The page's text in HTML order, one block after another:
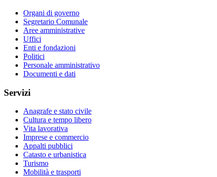
Organi di governo
Segretario Comunale
Aree amministrative
Uffici
Enti e fondazioni
Politici
Personale amministrativo
Documenti e dati
Servizi
Anagrafe e stato civile
Cultura e tempo libero
Vita lavorativa
Imprese e commercio
Appalti pubblici
Catasto e urbanistica
Turismo
Mobilità e trasporti